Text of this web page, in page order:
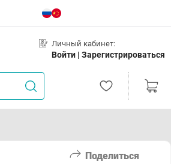
Личный кабинет:
Войти | Зарегистрироваться
Поделиться